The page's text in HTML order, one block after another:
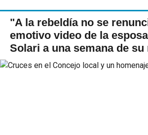
"A la rebeldía no se
emotivo video de la
Solari a una semana de su